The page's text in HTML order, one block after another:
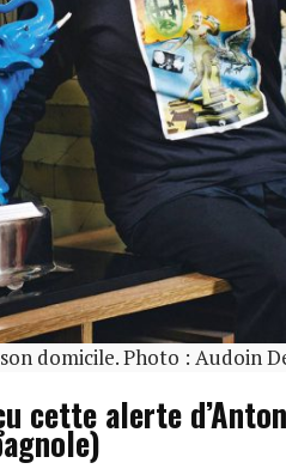
domicile. Photo : Audoin
cette alerte